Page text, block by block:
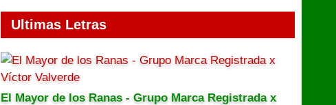
Ultimas Letras
El Mayor de los Ranas - Grupo Marca Registrada x